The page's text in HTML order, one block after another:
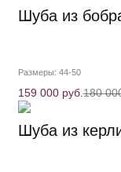
Шуба из
Размеры: 44-50
159 000 руб.180
Шуба из